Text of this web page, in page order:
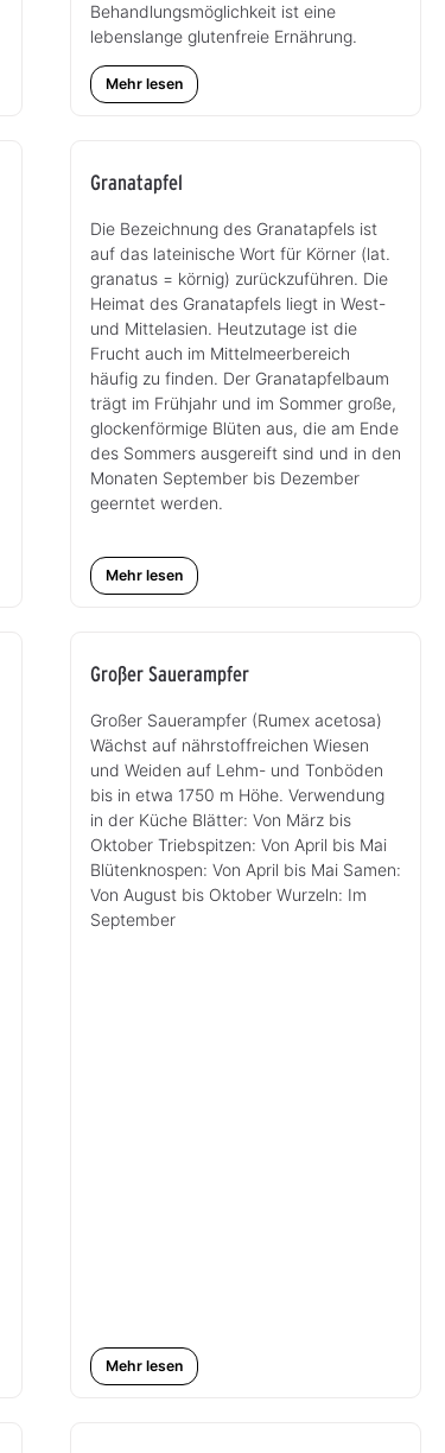
Behandlungsmöglichkeit ist eine
lebenslange glutenfreie Ernährung.
Mehr lesen
Granatapfel
Die Bezeichnung des Granatapfels ist
auf das lateinische Wort für Körner (lat.
granatus = körnig) zurückzuführen. Die
Heimat des Granatapfels liegt in West-
und Mittelasien. Heutzutage ist die
Frucht auch im Mittelmeerbereich
häufig zu finden. Der Granatapfelbaum
trägt im Frühjahr und im Sommer große,
glockenförmige Blüten aus, die am Ende
des Sommers ausgereift sind und in den
Monaten September bis Dezember
geerntet werden.
Mehr lesen
Großer Sauerampfer
Großer Sauerampfer (Rumex acetosa)
Wächst auf nährstoffreichen Wiesen
und Weiden auf Lehm- und Tonböden
bis in etwa 1750 m Höhe. Verwendung
in der Küche Blätter: Von März bis
Oktober Triebspitzen: Von April bis Mai
Blütenknospen: Von April bis Mai Samen:
Von August bis Oktober Wurzeln: Im
September
Mehr lesen